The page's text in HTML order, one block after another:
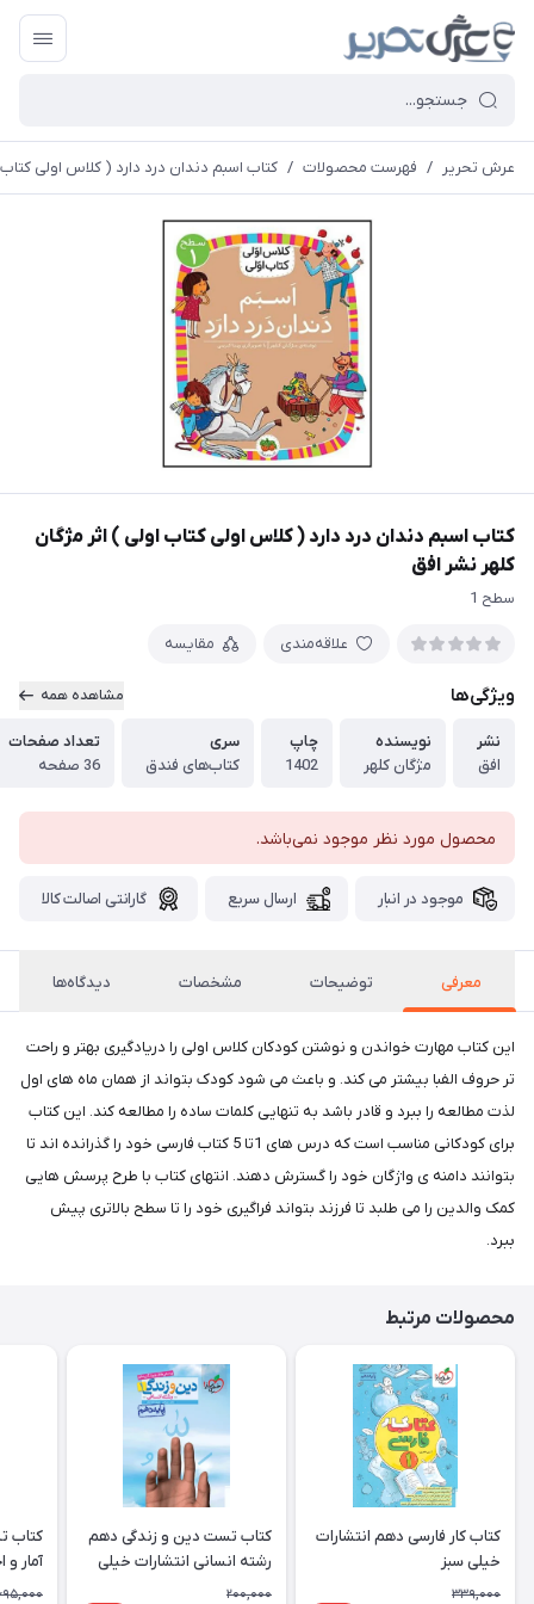
عرش تحریر / فهرست محصولات / کتاب اسبم دندان درد دارد ( کلاس اولی
کتاب اسبم دندان درد دارد ( کلاس اولی کتاب اولی ) اثر مژگان
کلهر نشر افق
سطح 1
علاقه‌مندی مقایسه
ویژگی‌ها مشاهده همه
نشر
افق
نویسنده
مژگان کلهر
چاپ
1402
سری
کتاب‌های فندق
تعداد صفحات
36 صفحه
محصول مورد نظر موجود نمی‌باشد.
موجود در انبار ارسال سریع گارانتی اصالت کالا
معرفی توضیحات مشخصات دیدگاه‌ها
این کتاب مهارت خواندن و نوشتن کودکان کلاس اولی را دریادگیری بهتر و راحت
تر حروف الفبا بیشتر می کند. و باعث می شود کودک بتواند از همان ماه های اول
لذت مطالعه را ببرد و قادر باشد به تنهایی کلمات ساده را مطالعه کند. این کتاب
برای کودکانی مناسب است که درس های 1تا 5 کتاب فارسی خود را گذرانده اند تا
بتوانند دامنه ی واژگان خود را گسترش دهند. انتهای کتاب با طرح پرسش هایی
کمک والدین را می طلبد تا فرزند بتواند فراگیری خود را تا سطح بالاتری پیش
ببرد.
محصولات مرتبط
کتاب کار فارسی دهم انتشارات
خیلی سبز
339,000
کتاب تست دین و زندگی دهم
رشته انسانی انتشارات خیلی
200,000
کتاب
آمار و